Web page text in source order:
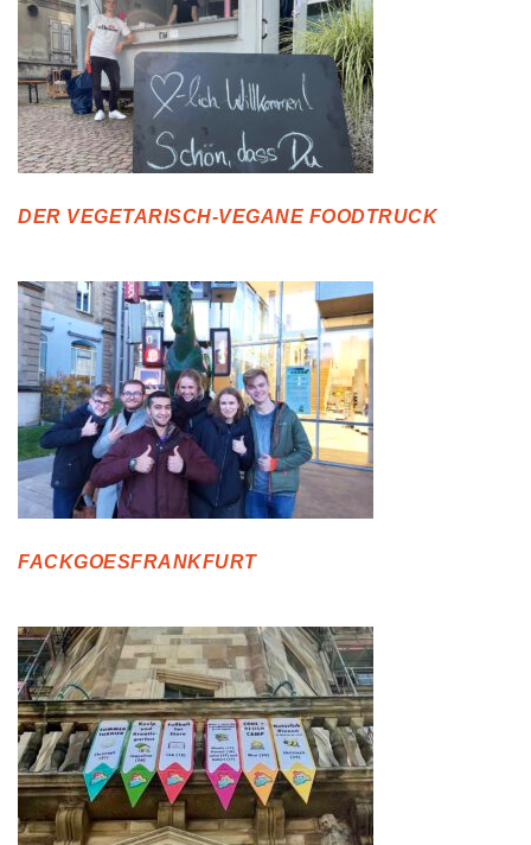
DER VEGETARISCH-VEGANE FOODTRUCK
FACKGOESFRANKFURT